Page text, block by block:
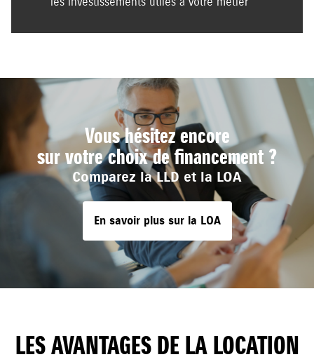
Vous hésitez encore
sur votre choix de financement ?
Comparez la LLD et la LOA
En savoir plus sur la LOA
LES AVANTAGES DE LA LOCATION